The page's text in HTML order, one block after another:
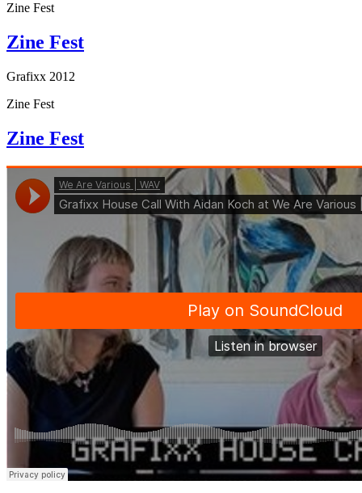
Zine Fest
Zine Fest
Grafixx 2012
Zine Fest
Zine Fest